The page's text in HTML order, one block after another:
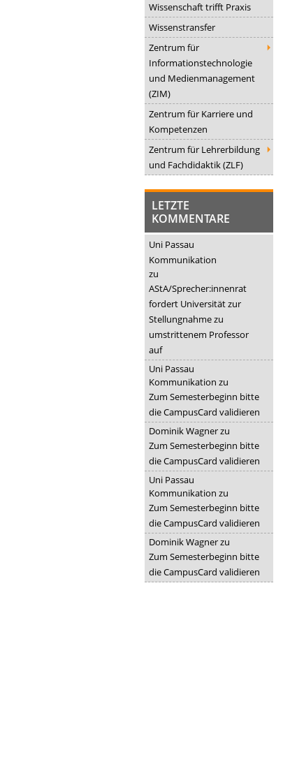
Wissenschaft trifft Praxis
Wissenstransfer
Zentrum für
Informationstechnologie
und Medienmanagement
(ZIM)
Zentrum für Karriere und
Kompetenzen
Zentrum für Lehrerbildung
und Fachdidaktik (ZLF)
LETZTE
KOMMENTARE
Uni Passau
Kommunikation
zu
AStA/Sprecher:innenrat
fordert Universität zur
Stellungnahme zu
umstrittenem Professor
auf
Uni Passau
Kommunikation zu
Zum Semesterbeginn bitte
die CampusCard validieren
Dominik Wagnerzu
Zum Semesterbeginn bitte
die CampusCard validieren
Uni Passau
Kommunikation zu
Zum Semesterbeginn bitte
die CampusCard validieren
Dominik Wagnerzu
Zum Semesterbeginn bitte
die CampusCard validieren